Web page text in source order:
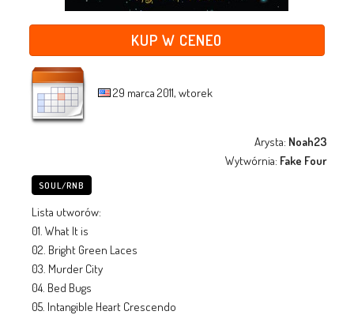
KUP W CENEO
29 marca 2011, wtorek
Arysta: Noah23
Wytwórnia: Fake Four
SOUL/RNB
Lista utworów:
01. What It is
02. Bright Green Laces
03. Murder City
04. Bed Bugs
05. Intangible Heart Crescendo